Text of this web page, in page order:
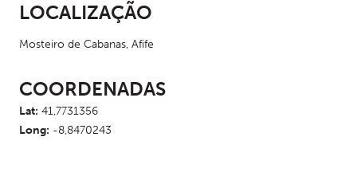
LOCALIZAÇÃO
Mosteiro de Cabanas, Afife
COORDENADAS
Lat: 41,7731356
Long: -8,8470243